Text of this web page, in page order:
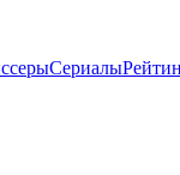
Сериалы